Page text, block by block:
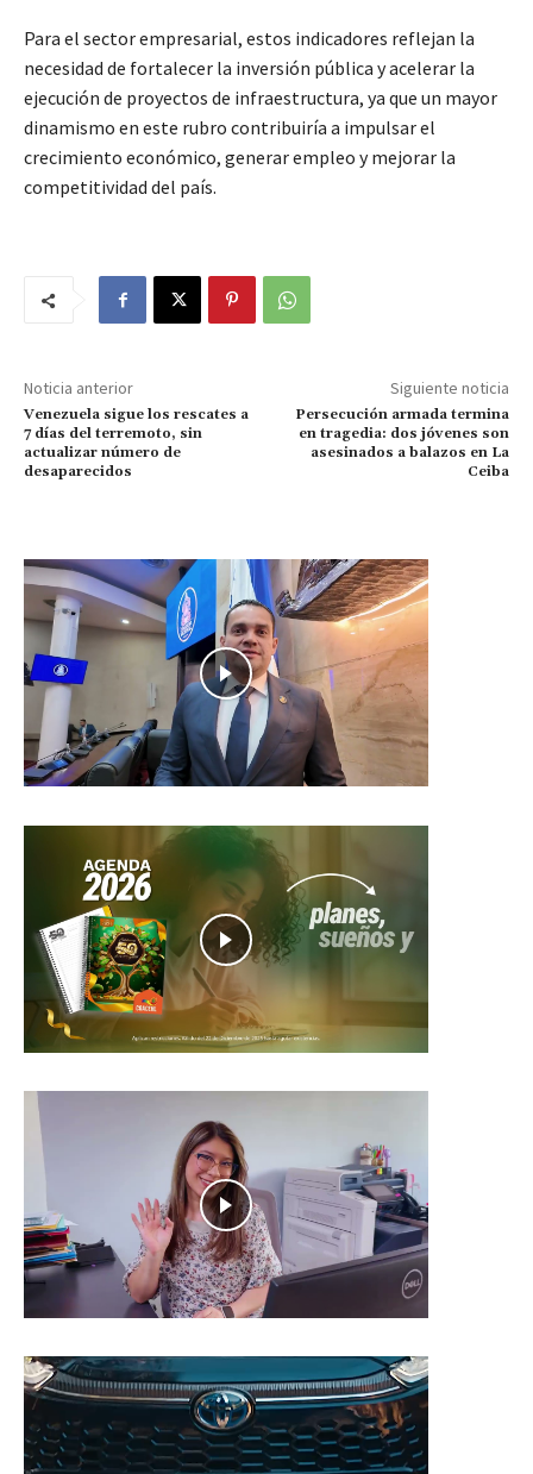
Para el sector empresarial, estos indicadores reflejan la
necesidad de fortalecer la inversión pública y acelerar la
ejecución de proyectos de infraestructura, ya que un mayor
dinamismo en este rubro contribuiría a impulsar el
crecimiento económico, generar empleo y mejorar la
competitividad del país.
Noticia anterior
Venezuela sigue los rescates a
7 días del terremoto, sin
actualizar número de
desaparecidos
Siguiente noticia
Persecución armada termina
en tragedia: dos jóvenes son
asesinados a balazos en La
Ceiba